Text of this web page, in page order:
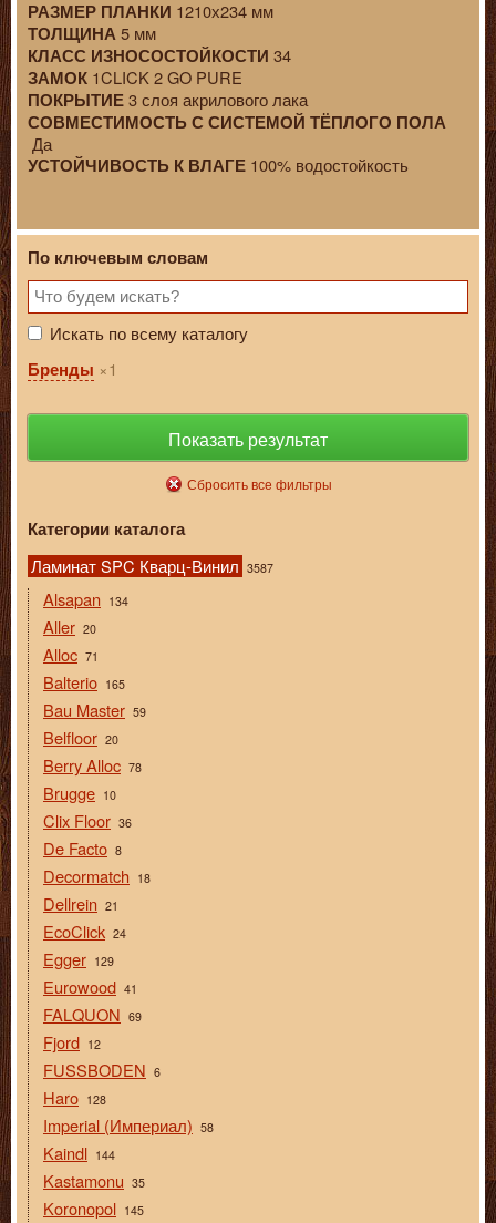
РАЗМЕР ПЛАНКИ 1210х234 мм
ТОЛЩИНА5 мм
КЛАСС ИЗНОСОСТОЙКОСТИ 34
ЗАМОК 1CLICK 2 GO PURE
ПОКРЫТИЕ3 слоя акрилового лака
СОВМЕСТИМОСТЬ С СИСТЕМОЙ ТЁПЛОГО ПОЛА
Да
УСТОЙЧИВОСТЬ К ВЛАГЕ 100% водостойкость
По ключевым словам
Искать по всему каталогу
Бренды
1
Показать результат
Сбросить все фильтры
Категории каталога
Ламинат SPC Кварц-Винил 3587
Alsapan 134
Aller 20
Alloc 71
Balterio 165
Bau Master 59
Belfloor 20
Berry Alloc 78
Brugge 10
Clix Floor 36
De Facto 8
Decormatch 18
Dellrein 21
EcoClick 24
Egger 129
Eurowood 41
FALQUON 69
Fjord 12
FUSSBODEN 6
Haro 128
Imperial (Империал) 58
Kaindl 144
Kastamonu 35
Koronopol 145